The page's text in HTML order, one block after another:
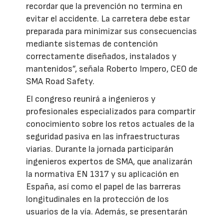
recordar que la prevención no termina en
evitar el accidente. La carretera debe estar
preparada para minimizar sus consecuencias
mediante sistemas de contención
correctamente diseñados, instalados y
mantenidos”, señala Roberto Impero, CEO de
SMA Road Safety.
El congreso reunirá a ingenieros y
profesionales especializados para compartir
conocimiento sobre los retos actuales de la
seguridad pasiva en las infraestructuras
viarias. Durante la jornada participarán
ingenieros expertos de SMA, que analizarán
la normativa EN 1317 y su aplicación en
España, así como el papel de las barreras
longitudinales en la protección de los
usuarios de la vía. Además, se presentarán